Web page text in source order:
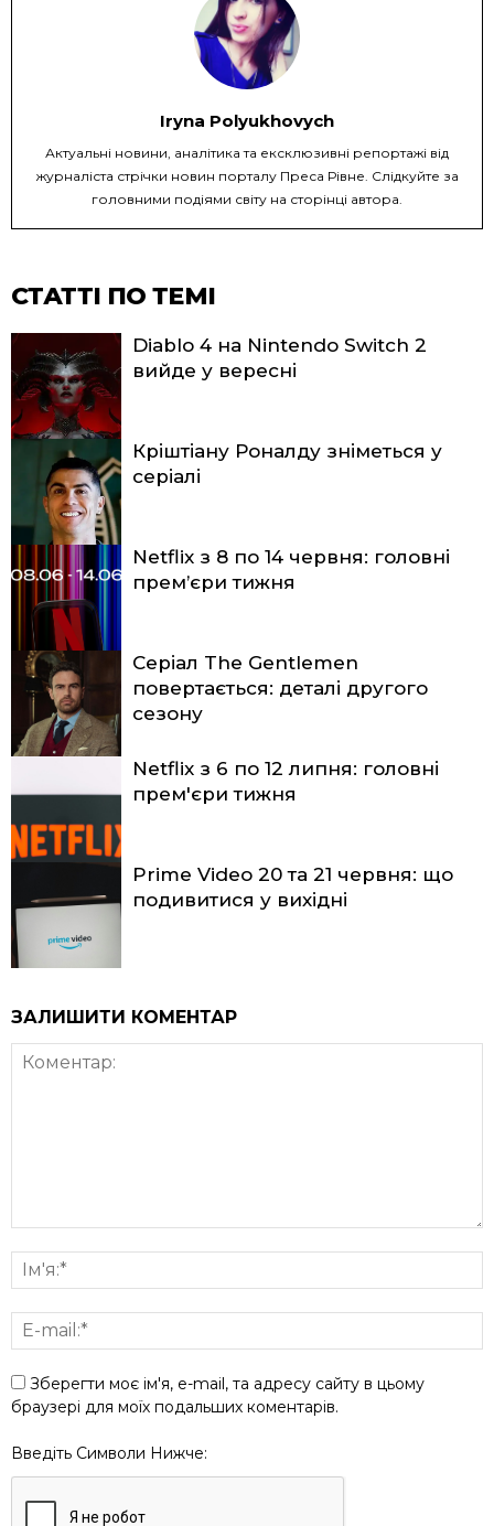
Iryna Polyukhovych
Актуальні новини, аналітика та ексклюзивні репортажі від
журналіста стрічки новин порталу Преса Рівне. Слідкуйте за
головними подіями світу на сторінці автора.
СТАТТІ ПО ТЕМІ
Diablo 4 на Nintendo Switch 2
вийде у вересні
Кріштіану Роналду зніметься у
серіалі
Netflix з 8 по 14 червня: головні
прем’єри тижня
Серіал The Gentlemen
повертається: деталі другого
сезону
Netflix з 6 по 12 липня: головні
прем'єри тижня
Prime Video 20 та 21 червня: що
подивитися у вихідні
ЗАЛИШИТИ КОМЕНТАР
Зберегти моє ім'я, e-mail, та адресу сайту в цьому
браузері для моїх подальших коментарів.
Введіть Символи Нижче: